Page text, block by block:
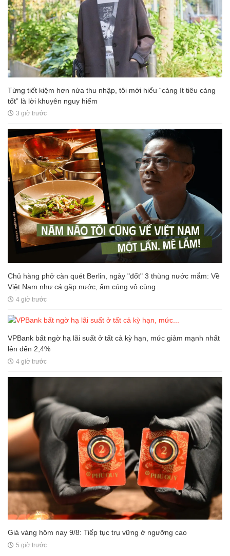
Từng tiết kiệm hơn nửa thu nhập, tôi mới hiểu “càng ít tiêu càng
tốt” là lời khuyên nguy hiểm
3 giờ trước
Chủ hàng phở càn quét Berlin, ngày "đốt" 3 thùng nước mắm: Về
Việt Nam như cá gặp nước, ấm cúng vô cùng
4 giờ trước
VPBank bất ngờ hạ lãi suất ở tất cả kỳ hạn, mức giảm mạnh nhất
lên đến 2,4%
4 giờ trước
Giá vàng hôm nay 9/8: Tiếp tục trụ vững ở ngưỡng cao
5 giờ trước